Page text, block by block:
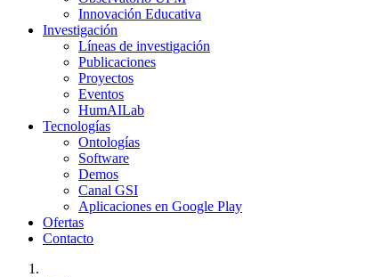
Innovación Educativa
Investigación
Líneas de investigación
Publicaciones
Proyectos
Eventos
HumAILab
Tecnologías
Ontologías
Software
Demos
Canal GSI
Aplicaciones en Google Play
Ofertas
Contacto